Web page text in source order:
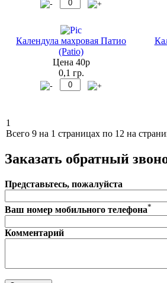
Календула махровая Патио
(Patio)
Цена 40р
0,1 гр.
1
Всего 9 на 1 страницах по 12 на
Заказать обратный
Представьтесь, пожалуйста
Ваш номер мобильного телефона*
Комментарий